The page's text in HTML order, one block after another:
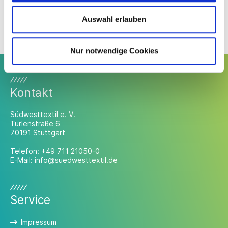
Auswahl erlauben
Nur notwendige Cookies
Kontakt
Südwesttextil e. V.
Türlenstraße 6
70191 Stuttgart
Telefon: +49 711 21050-0
E-Mail: info@suedwesttextil.de
Service
Impressum